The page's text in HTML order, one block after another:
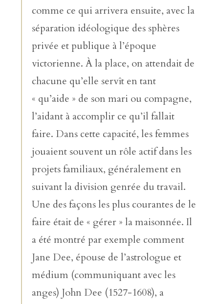
comme ce qui arrivera ensuite, avec la
séparation idéologique des sphères
privée et publique à l’époque
victorienne. À la place, on attendait de
chacune qu’elle servît en tant
« qu’aide » de son mari ou compagne,
l’aidant à accomplir ce qu’il fallait
faire. Dans cette capacité, les femmes
jouaient souvent un rôle actif dans les
projets familiaux, généralement en
suivant la division genrée du travail.
Une des façons les plus courantes de le
faire était de « gérer » la maisonnée. Il
a été montré par exemple comment
Jane Dee, épouse de l’astrologue et
médium (communiquant avec les
anges) John Dee (1527-1608), a